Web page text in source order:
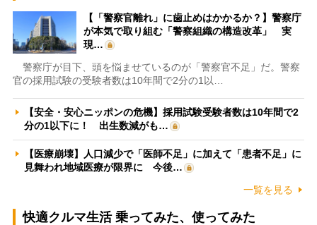
【「警察官離れ」に歯止めはかかるか？】警察庁
が本気で取り組む「警察組織の構造改革」 実
現…
警察庁が目下、頭を悩ませているのが「警察官不足」だ。警察
官の採用試験の受験者数は10年間で2分の1以…
【安全・安心ニッポンの危機】採用試験受験者数は10年間で2
分の1以下に！ 出生数減がも…
【医療崩壊】人口減少で「医師不足」に加えて「患者不足」に
見舞われ地域医療が限界に 今後…
一覧を見る
快適クルマ生活 乗ってみた、使ってみた